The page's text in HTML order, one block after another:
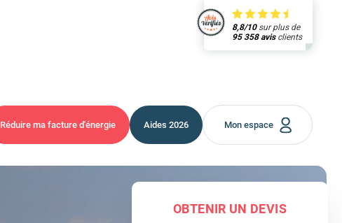
8,8/10sur plus de
95 358 avisclients
Réduire ma facture d'énergie Aides 2026 Mon espace
OBTENIR UN DEVIS